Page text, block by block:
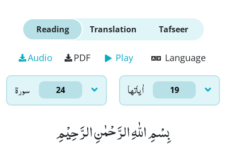
Reading Translation Tafseer
Audio PDF Play Language
سورۃ 24 اٰياتها 19
بِسْمِ اللّٰهِ الرَّحْمٰنِ الرَّحِیْمِ